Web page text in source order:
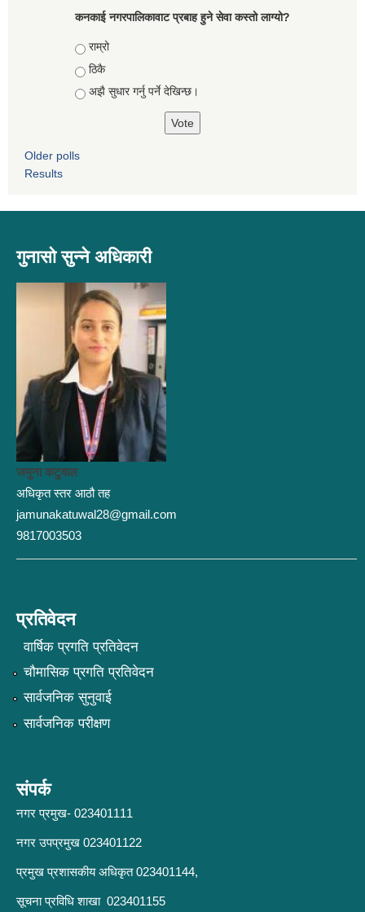
कनकाई नगरपालिकावाट प्रबाह हुने सेवा कस्तो लाग्यो?
Choices
राम्रो
ठिकै
अझै सुधार गर्नु पर्ने देखिन्छ।
Older polls
Results
गुनासो सुन्ने अधिकारी
जमुना कटुवाल
अधिकृत स्तर आठौ तह
jamunakatuwal28@gmail.com
9817003503
प्रतिवेदन
वार्षिक प्रगति प्रतिवेदन
चौमासिक प्रगति प्रतिवेदन
सार्वजनिक सुनुवाई
सार्वजनिक परीक्षण
संपर्क
नगर प्रमुख- 023401111
नगर उपप्रमुख 023401122
प्रमुख प्रशासकीय अधिकृत 023401144,
सूचना प्रविधि शाखा 023401155